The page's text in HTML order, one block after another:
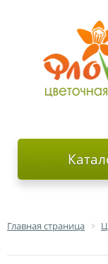
Главная страница